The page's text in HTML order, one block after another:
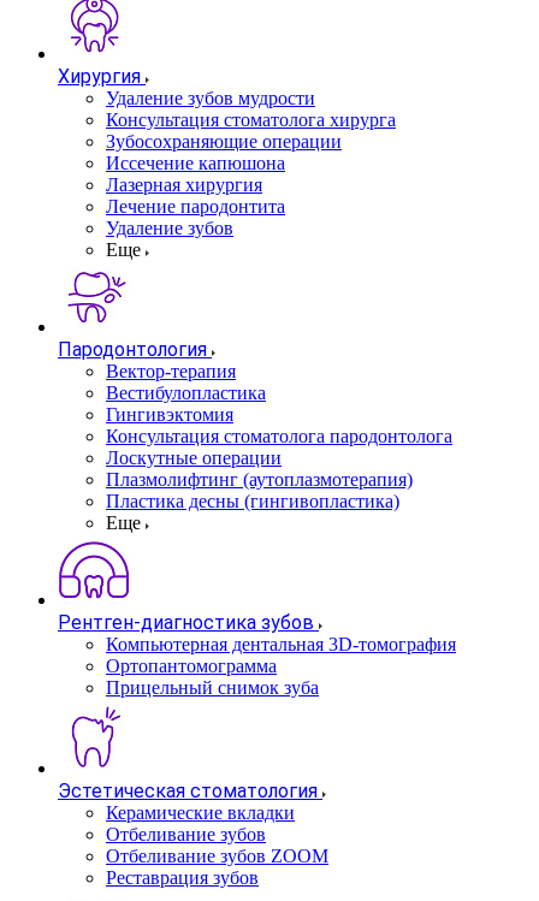
Хирургия
Удаление зубов мудрости
Консультация стоматолога хирурга
Зубосохраняющие операции
Иссечение капюшона
Лазерная хирургия
Лечение пародонтита
Удаление зубов
Еще
Пародонтология
Вектор-терапия
Вестибулопластика
Гингивэктомия
Консультация стоматолога пародонтолога
Лоскутные операции
Плазмолифтинг (аутоплазмотерапия)
Пластика десны (гингивопластика)
Еще
Рентген-диагностика зубов
Компьютерная дентальная 3D-томография
Ортопантомограмма
Прицельный снимок зуба
Эстетическая стоматология
Керамические вкладки
Отбеливание зубов
Отбеливание зубов ZOOM
Реставрация зубов